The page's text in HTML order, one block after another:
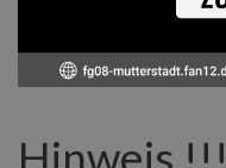
Hinweis !!!